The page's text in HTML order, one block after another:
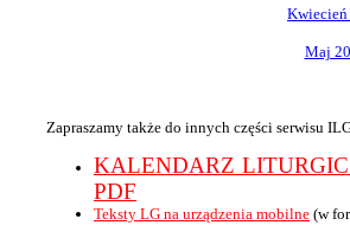
Kwiecień
Maj
Zapraszamy także do innych części serwisu
KALENDARZ
PDF
Teksty LG na urządzenia mobilne (w